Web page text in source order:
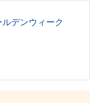
4金曜日)、12月29日か
伏見駅(4・５番出口)
イトをご確認くださ
丁目17番1号(芸術と
デンウィーク